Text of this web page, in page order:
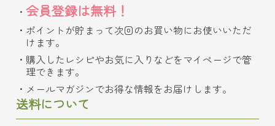
会員登録は無料！
ポイントが貯まって次回のお買い物にお使いいただ
けます。
購入したレシピやお気に入りなどをマイページで管
理できます。
メールマガジンでお得な情報をお届けします。
送料について